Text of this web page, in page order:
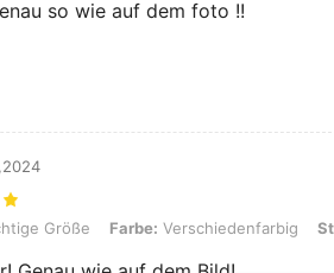
so wie auf dem foto !!
Größe, Farbe: Verschiedenfarbig, Stiltyp: Lila,
Größe Farbe: Verschiedenfarbig